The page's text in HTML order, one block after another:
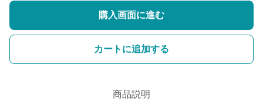
購入画面に進む
カートに追加する
商品説明